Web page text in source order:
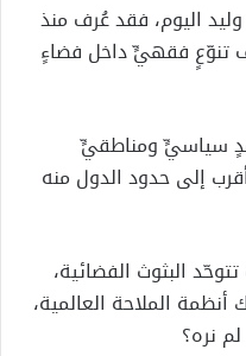
اليوم، فقد عُرف منذ
تنوّعٍ فقهيٍّ داخل فضاءٍ
سياسيٍّ ومناطقيٍّ
إلى حدود الدول منه
البثوث الفضائية،
أنظمة الملاحة العالمية،
نره؟